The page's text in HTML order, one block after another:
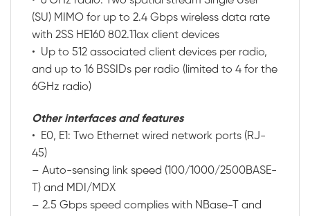
(SU) MIMO for up to 2.4 Gbps wireless data rate
with 2SS HE160 802.11ax client devices
• Up to 512 associated client devices per radio,
and up to 16 BSSIDs per radio (limited to 4 for the
6GHz radio)
Other interfaces and features
• E0, E1: Two Ethernet wired network ports (RJ-
45)
– Auto-sensing link speed (100/1000/2500BASE-
T) and MDI/MDX
– 2.5 Gbps speed complies with NBase-T and